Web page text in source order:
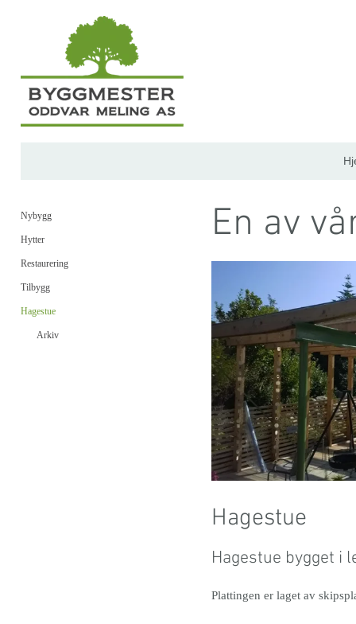
Nybygg
Hytter
Restaurering
Tilbygg
Hagestue
Arkiv
En av
Hagestue
Hagestue bygget i
Plattingen er laget av